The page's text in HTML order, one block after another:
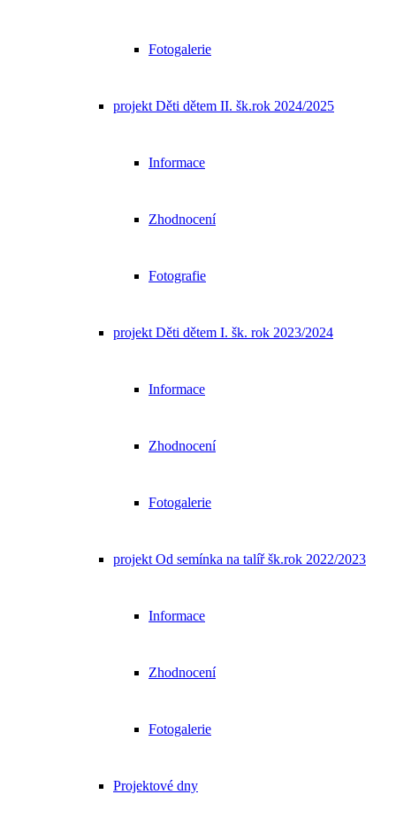
Fotogalerie
projekt Děti dětem II. šk.rok 2024/2025
Informace
Zhodnocení
Fotografie
projekt Děti dětem I. šk. rok 2023/2024
Informace
Zhodnocení
Fotogalerie
projekt Od semínka na talíř šk.rok 2022/2023
Informace
Zhodnocení
Fotogalerie
Projektové dny